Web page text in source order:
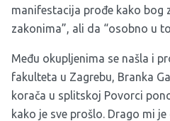
manifestacija prođe kako bog
zakonima”, ali da “osobno u
Među okupljenima se našla i
fakulteta u Zagrebu, Branka
korača u splitskoj Povorci
kako je sve prošlo. Drago mi